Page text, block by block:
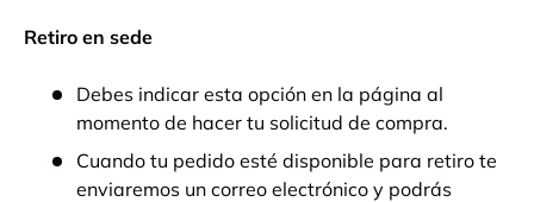
Retiro en sede
Debes indicar esta opción en la página al
momento de hacer tu solicitud de compra.
Cuando tu pedido esté disponible para retiro te
enviaremos un correo electrónico y podrás